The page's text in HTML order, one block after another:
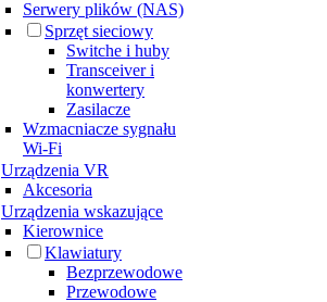
Serwery plików (NAS)
Sprzęt sieciowy
Switche i huby
Transceiver i
konwertery
Zasilacze
Wzmacniacze sygnału
Wi-Fi
Urządzenia VR
Akcesoria
Urządzenia wskazujące
Kierownice
Klawiatury
Bezprzewodowe
Przewodowe